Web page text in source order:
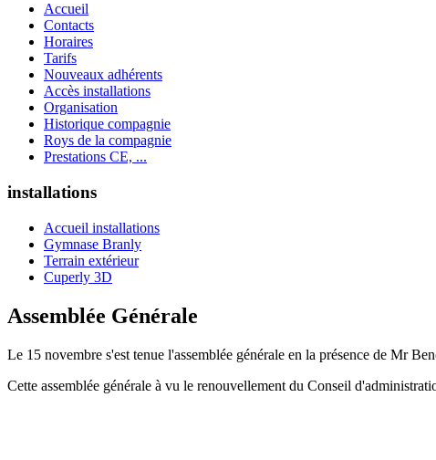
Accueil
Contacts
Horaires
Tarifs
Nouveaux adhérents
Accès installations
Organisation
Historique compagnie
Roys de la compagnie
Prestations CE, ...
installations
Accueil installations
Gymnase Branly
Terrain extérieur
Cuperly 3D
Assemblée Générale
Le 15 novembre s'est tenue l'assemblée générale en la présence de Mr
Cette assemblée générale à vu le renouvellement du Conseil